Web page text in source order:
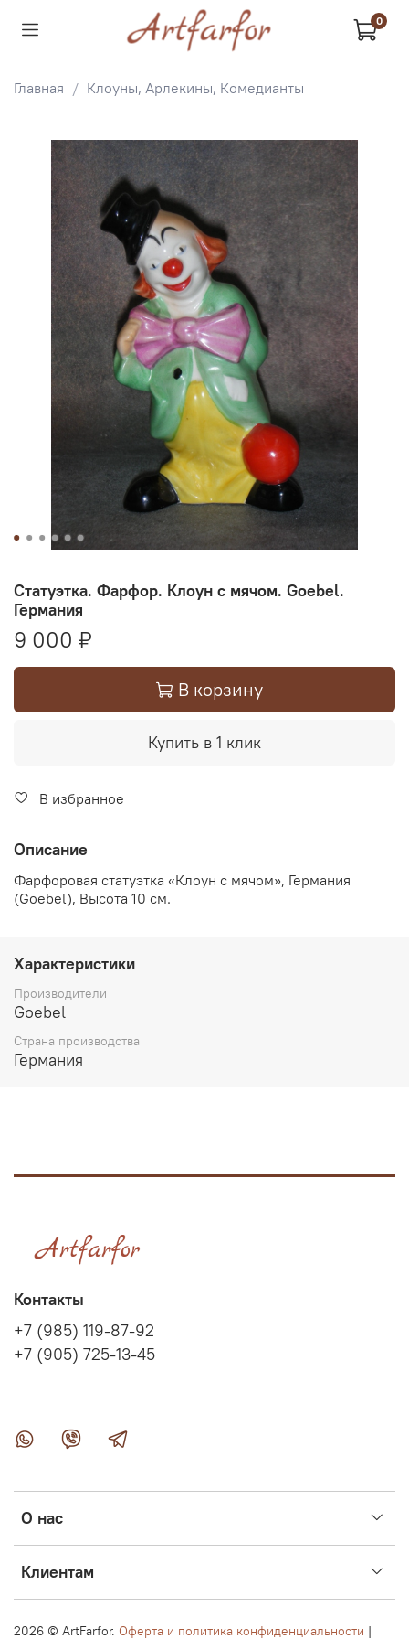
0
Главная Клоуны, Арлекины, Комедианты
Статуэтка. Фарфор. Клоун с мячом. Goebel.
Германия
9 000 ₽
В корзину
Купить в 1 клик
В избранное
Описание
Фарфоровая статуэтка «Клоун с мячом», Германия
(Goebel), Высота 10 см.
Характеристики
Производители
Goebel
Страна производства
Германия
О нас
Клиентам
Контакты
+7 (985) 119-87-92
+7 (905) 725-13-45
2026 © ArtFarfor. Оферта и политика конфиденциальности |